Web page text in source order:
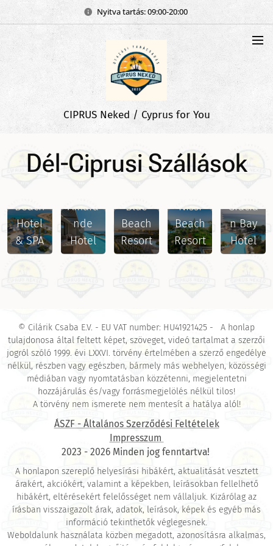
Nyitva tartás: 09:00-20:00
CIPRUS Neked / Cyprus for You
Dél-Ciprusi Szállások
Adam
Beach
Hotel
& SPA
Amara
nde
Hotel
Blue
Beach
Resort
Nissi
Beach
Resort
Gracia
n Bay
Hotel
© Cilárik Csaba E.V. - EU VAT number: HU41921425 - A honlap
tulajdonosa által feltett képet, szöveget, videó tartalmat a szerzői
jogról szóló 1999. évi LXXVI. törvény értelmében a szerző engedélye
nélkül, részben vagy egészben, bármely más webhelyen, közösségi
médiában vagy nyomtatásban közzétenni, megjelentetni
hozzájárulás és/vagy forrásmegjelölés nélkül tilos!
A törvény nem ismerete nem mentesít a hatálya alól!
ÁSZF - Általános Szerződési Feltételek
Impresszum
2023 - 2026 Minden jog fenntartva!
A honlapon szereplő helyesírási hibákért, aktualitását vesztett
árakért, akciókért, valamint a képekben, leírásokban fellelhető
hibákért, eltérésekért felelősséget nem vállaljuk. Kizárólag az
írásban visszaigazolt árak, adatok, leírások, képek és egyéb más
információ tekinthetők véglegesnek.
Weboldalunk használata közben megadott, azonosításra alkalmas,